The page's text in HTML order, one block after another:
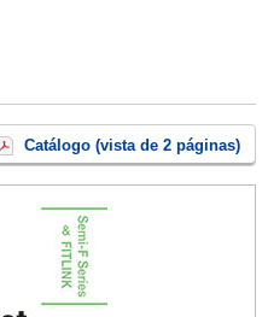
Catálogo (vista de 2 páginas)